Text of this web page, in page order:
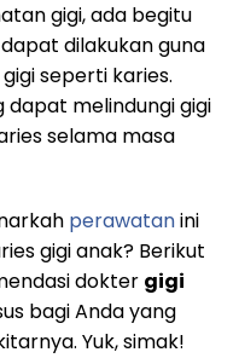
gigi, ada begitu
dilakukan guna
seperti karies.
dapat melindungi gigi
selama masa
perawatanini
gigi anak? Berikut
dokter gigi
bagi Anda yang
Yuk, simak!